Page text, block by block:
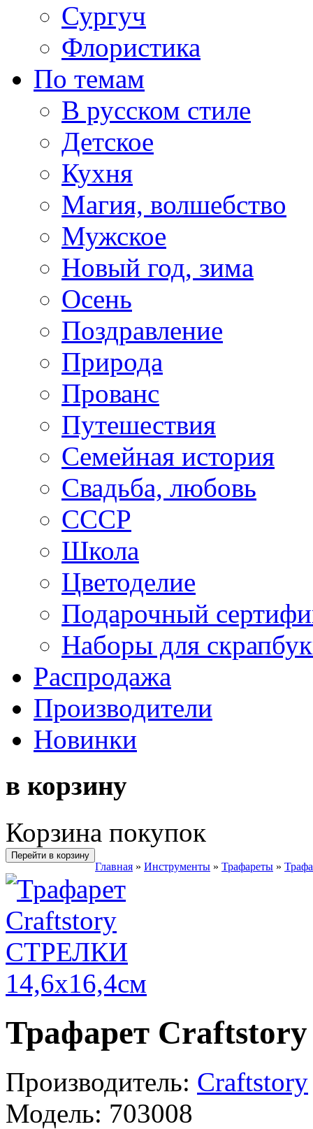
Сургуч
Флористика
По темам
В русском стиле
Детское
Кухня
Магия, волшебство
Мужское
Новый год, зима
Осень
Поздравление
Природа
Прованс
Путешествия
Семейная история
Свадьба, любовь
СССР
Школа
Цветоделие
Подарочный
Наборы для
Распродажа
Производители
Новинки
в корзину
Корзина покупок
Перейти в корзину
Главная » Инструменты » Трафареты »
Трафарет
Производитель: Craftstory
Модель: 703008